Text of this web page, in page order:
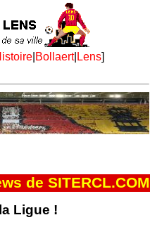
| Bollaert| Lens]
de SITERCL.COM
Ligue !